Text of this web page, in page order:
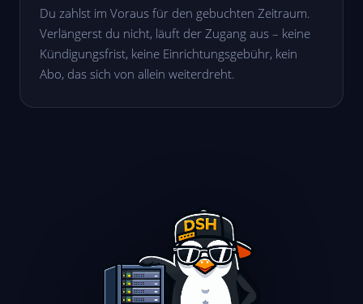
Du zahlst im Voraus für den gebuchten Zeitraum.
Verlängerst du nicht, läuft der Zugang aus – keine
Kündigungsfrist, keine Einrichtungsgebühr, kein
Abo, das sich von allein weiterdreht.